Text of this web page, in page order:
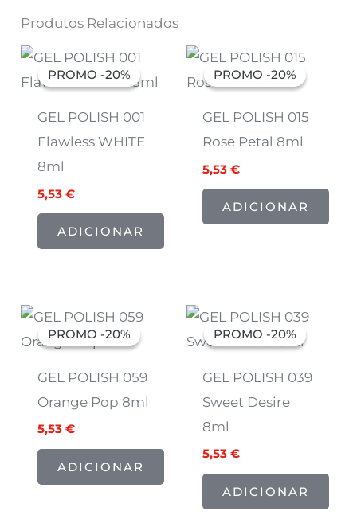
Produtos Relacionados
PROMO -20%
PROMO -20%
GEL POLISH 001
Flawless WHITE
8ml
O
preço
original
6,91 €.
5,53 €
O
preço
atual
5,53 €.
ADICIONAR
PROMO -20%
PROMO -20%
GEL POLISH 015
Rose Petal 8ml
O
preço
original
6,91 €.
5,53€
O
preço
atual
5,53 €.
ADICIONAR
PROMO -20%
PROMO -20%
GEL POLISH 059
Orange Pop 8ml
O
preço
original
6,91 €.
5,53 €
O
preço
atual
5,53 €.
ADICIONAR
PROMO -20%
PROMO -20%
GEL POLISH 039
Sweet Desire
8ml
O
preço
original
6,91 €.
5,53€
O
preço
atual
5,53 €.
ADICIONAR